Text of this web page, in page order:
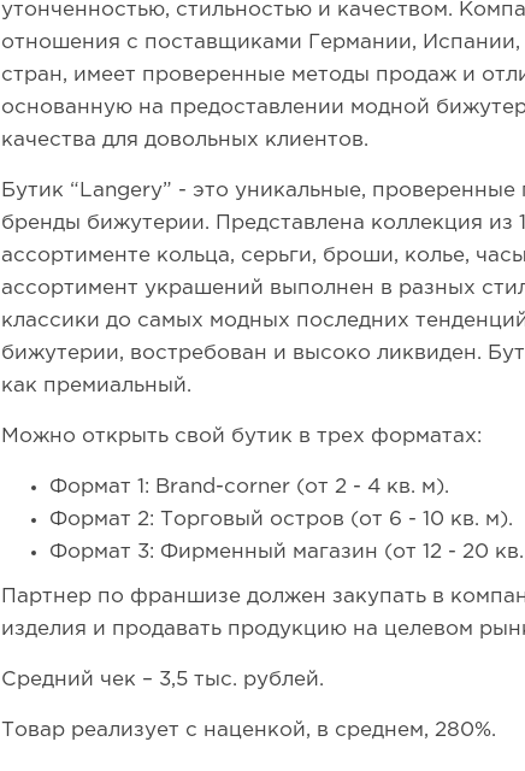
утонченностью, стильностью и качеством.
отношения с поставщиками Германии, Испании,
стран, имеет проверенные методы продаж и
основанную на предоставлении модной
качества для довольных клиентов.
Бутик “Langery” - это уникальные,
бренды бижутерии. Представлена коллекция из
ассортименте кольца, серьги, броши, колье,
ассортимент украшений выполнен в разных
классики до самых модных последних
бижутерии, востребован и высоко ликвиден.
как премиальный.
Можно открыть свой бутик в трех форматах:
Формат 1: Brand-corner (от 2 - 4 кв. м).
Формат 2: Торговый остров (от 6 - 10 кв. м).
Формат 3: Фирменный магазин (от 12 - 20
Партнер по франшизе должен закупать в
изделия и продавать продукцию на целевом
Средний чек – 3,5 тыс. рублей.
Товар реализует с наценкой, в среднем, 280%.